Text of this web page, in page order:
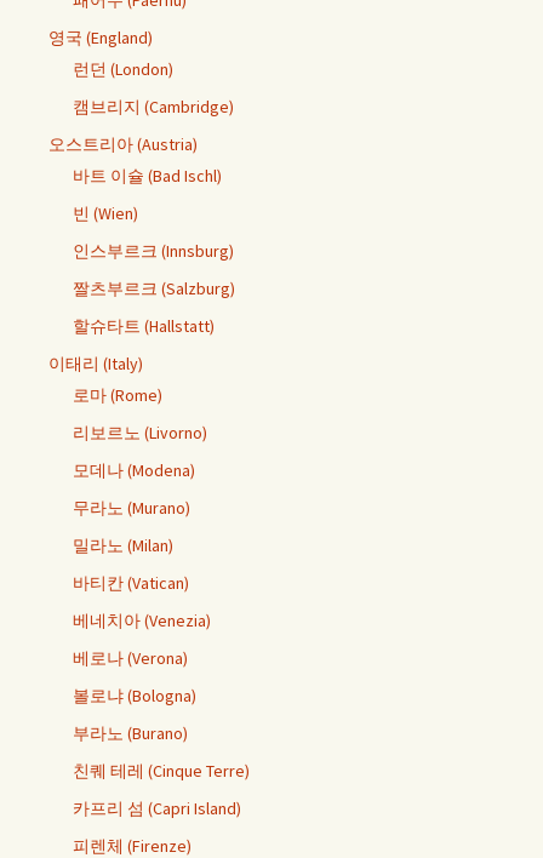
영국 (England)
런던 (London)
캠브리지 (Cambridge)
오스트리아 (Austria)
바트 이슐 (Bad Ischl)
빈 (Wien)
인스부르크 (Innsburg)
짤츠부르크 (Salzburg)
할슈타트 (Hallstatt)
이태리 (Italy)
로마 (Rome)
리보르노 (Livorno)
모데나 (Modena)
무라노 (Murano)
밀라노 (Milan)
바티칸 (Vatican)
베네치아 (Venezia)
베로나 (Verona)
볼로냐 (Bologna)
부라노 (Burano)
친퀘 테레 (Cinque Terre)
카프리 섬 (Capri Island)
피렌체 (Firenze)